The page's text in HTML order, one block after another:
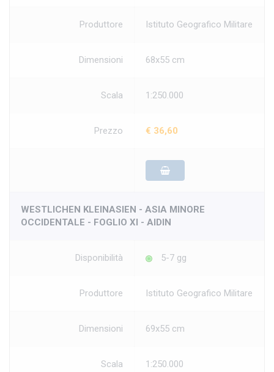
Produttore Istituto Geografico Militare
Dimensioni 68x55 cm
Scala 1:250.000
Prezzo € 36,60
WESTLICHEN KLEINASIEN - ASIA MINORE
OCCIDENTALE - FOGLIO XI - AIDIN
Disponibilità 5-7 gg
Produttore Istituto Geografico Militare
Dimensioni 69x55 cm
Scala 1:250.000